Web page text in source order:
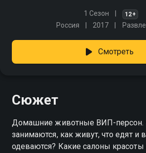
1 Сезон 12+
Россия 2017
Смотреть
Сюжет
Домашние животные ВИП-персон.
занимаются, как живут, что едят и
одеваются? Какие салоны красоты